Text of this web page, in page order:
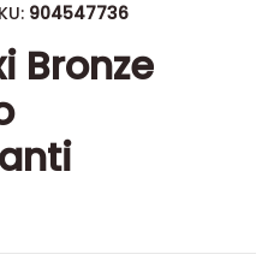
904547736
Bronze